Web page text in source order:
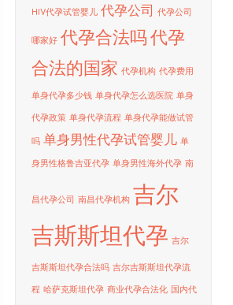
HIV代孕试管婴儿 代孕公司 代孕公司
哪家好 代孕合法吗代孕
合法的国家 代孕机构 代孕费用
单身代孕多少钱 单身代孕怎么选医院 单身
代孕政策 单身代孕流程 单身代孕能做试管
吗 单身男性代孕试管婴儿 单
身男性格鲁吉亚代孕 单身男性海外代孕 南
昌代孕公司 南昌代孕机构 吉尔
吉斯斯坦代孕 吉尔
吉斯斯坦代孕合法吗 吉尔吉斯斯坦代孕流
程 哈萨克斯坦代孕 商业代孕合法化 国内代